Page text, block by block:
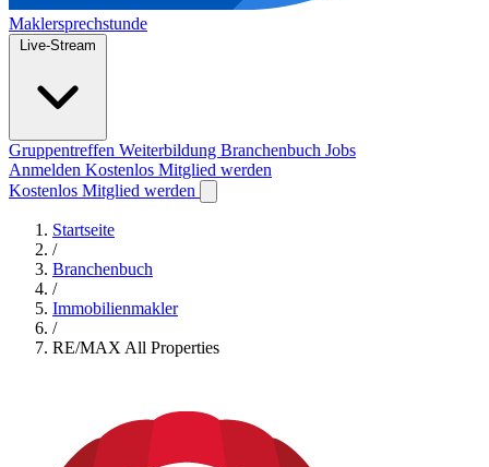
Maklersprechstunde
Live-Stream
Gruppentreffen Weiterbildung Branchenbuch Jobs
Anmelden Kostenlos Mitglied werden
Kostenlos Mitglied werden
Startseite
/
Branchenbuch
/
Immobilienmakler
/
RE/MAX All Properties